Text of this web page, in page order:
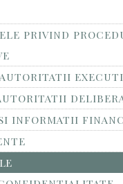
PRIVIND
INFORMATII